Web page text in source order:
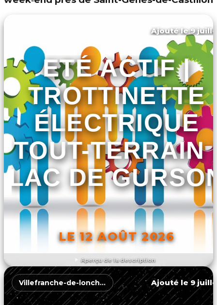
Aperçu de la description
Ajouté le 9
ETÉ ACTIF |
TROTTINETTE
ÉLECTRIQUE
TOUT-TERRAIN
LAC DE
LE 12 AOÛT 2026
DÉCOUVRIR L'ÉVÉNEMENT
Villefranche-de-lonchat Ajouté le 9